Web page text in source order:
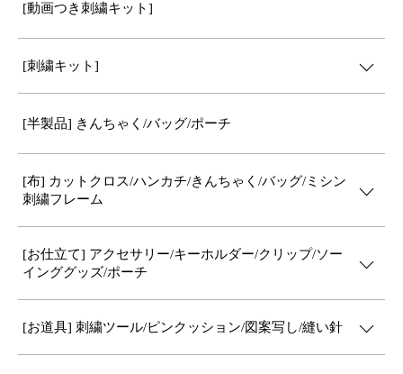
[動画つき刺繍キット]
[刺繍キット]
[半製品] きんちゃく/バッグ/ポーチ
[布] カットクロス/ハンカチ/きんちゃく/バッグ/ミシン
刺繍フレーム
[お仕立て] アクセサリー/キーホルダー/クリップ/ソー
インググッズ/ポーチ
[お道具] 刺繍ツール/ピンクッション/図案写し/縫い針